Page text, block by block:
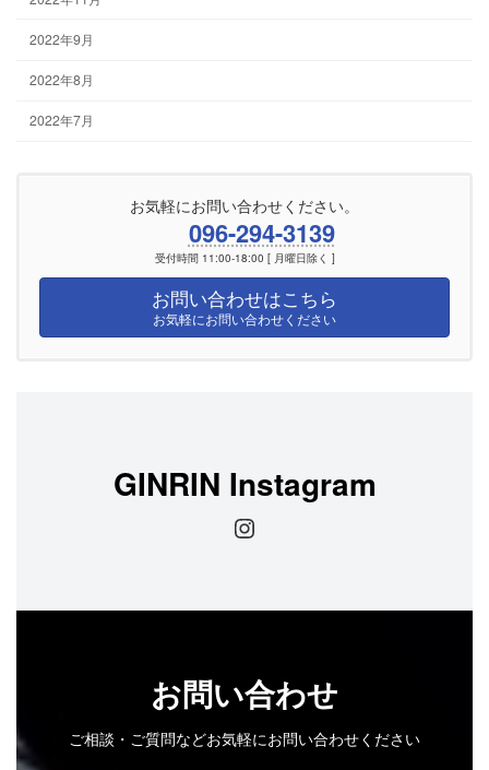
2022年9月
2022年8月
2022年7月
お気軽にお問い合わせください。
096-294-3139
受付時間 11:00-18:00 [ 月曜日除く ]
お問い合わせはこちら
お気軽にお問い合わせください
GINRIN Instagram
Instagram
お問い合わせ
ご相談・ご質問などお気軽にお問い合わせください